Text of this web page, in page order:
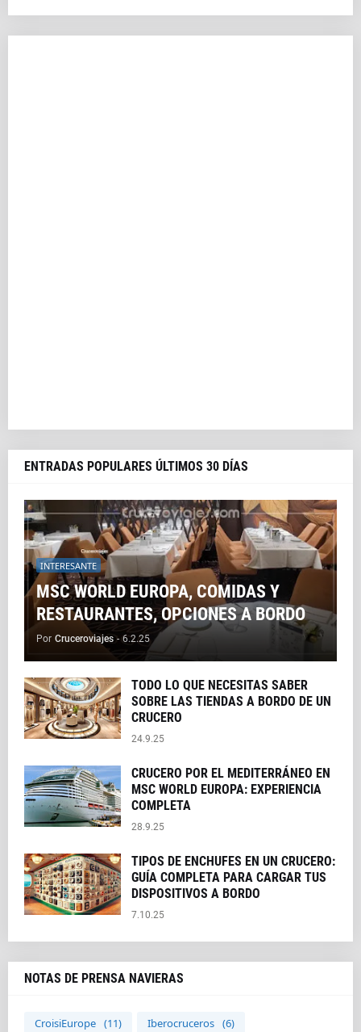
ENTRADAS POPULARES ÚLTIMOS 30 DÍAS
INTERESANTE
MSC WORLD EUROPA, COMIDAS Y
RESTAURANTES, OPCIONES A BORDO
Por Cruceroviajes - 6.2.25
TODO LO QUE NECESITAS SABER
SOBRE LAS TIENDAS A BORDO DE UN
CRUCERO
24.9.25
CRUCERO POR EL MEDITERRÁNEO EN
MSC WORLD EUROPA: EXPERIENCIA
COMPLETA
28.9.25
TIPOS DE ENCHUFES EN UN CRUCERO:
GUÍA COMPLETA PARA CARGAR TUS
DISPOSITIVOS A BORDO
7.10.25
NOTAS DE PRENSA NAVIERAS
CroisiEurope (11) Iberocruceros (6)